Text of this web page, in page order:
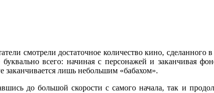
смотрели достаточное количество кино, сделанного
всего: начиная с персонажей и заканчивая
заканчивается лишь небольшим «бабахом».
до большой скорости с самого начала, так и